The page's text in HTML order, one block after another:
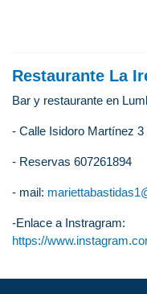
Restaurante La
Bar y restaurante en
- Calle Isidoro Martínez
- Reservas 607261894
- mail:
-Enlace a Instragram:
https://